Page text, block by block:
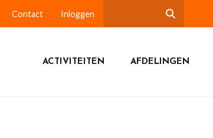
Contact Inloggen
ACTIVITEITEN AFDELINGEN